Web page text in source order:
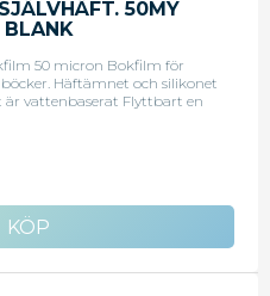
50MY
BLANK
50 micron Bokfilm för
Häftämnet och silikonet
är vattenbaserat Flyttbart en
micron Bredd: 100cm Längd: